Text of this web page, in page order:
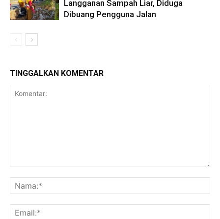
Langganan Sampah Liar, Diduga
Dibuang Pengguna Jalan
TINGGALKAN KOMENTAR